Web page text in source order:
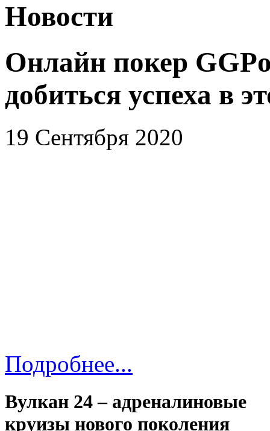
Новости
Онлайн покер
добиться успеха в
19 Сентября 2020
Подробнее...
Вулкан 24 – адреналиновые
круизы нового поколения